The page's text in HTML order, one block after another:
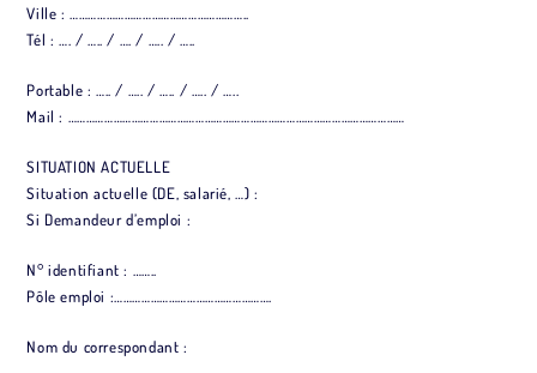
Ville : …………………………………………………..
Tél : …. / ….. / …. / ….. / …..
Portable : ….. / ….. / ….. / ….. / …..
Mail : …………………………………………………………………………………………………
SITUATION ACTUELLE
Situation actuelle (DE, salarié, …) :
Si Demandeur d’emploi :
N° identifiant : ……..
Pôle emploi :…………………………………………….
Nom du correspondant :